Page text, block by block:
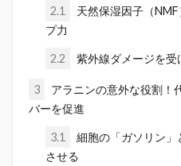
2.1
天然保湿因子（
プ力
2.2 紫外線ダメージを受
3
アラニンの意外な役割！
バーを促進
3.1
細胞の「ガソリン
させる